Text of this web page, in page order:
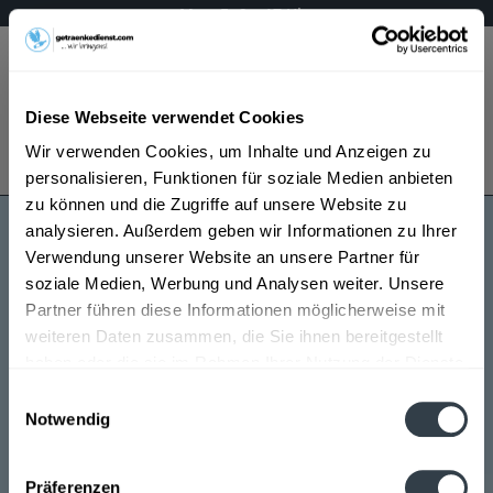
Diese Webseite verwendet Cookies
Wir verwenden Cookies, um Inhalte und Anzeigen zu
personalisieren, Funktionen für soziale Medien anbieten
zu können und die Zugriffe auf unsere Website zu
analysieren. Außerdem geben wir Informationen zu Ihrer
Verwendung unserer Website an unsere Partner für
soziale Medien, Werbung und Analysen weiter. Unsere
Partner führen diese Informationen möglicherweise mit
weiteren Daten zusammen, die Sie ihnen bereitgestellt
Notwendig
Präferenzen
Mo – Fr 9 – 17 Uhr
Menü
Bestellung widerrufen
Es gilt unsere Datenschutzerklärung
Forsters
Forsters wird in den folgenden Regionen, Städten,